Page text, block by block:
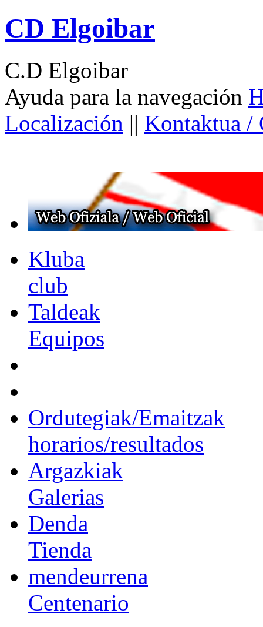
CD Elgoibar
C.D Elgoibar
Ayuda para la navegación
Localización || Kontaktua /
Kluba
club
Taldeak
Equipos
Ordutegiak/Emaitzak
horarios/resultados
Argazkiak
Galerias
Denda
Tienda
mendeurrena
Centenario